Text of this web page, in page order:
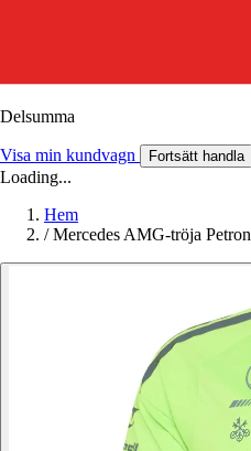
Delsumma
Visa min kundvagn Fortsätt handla
Loading...
Hem
/ Mercedes AMG-tröja